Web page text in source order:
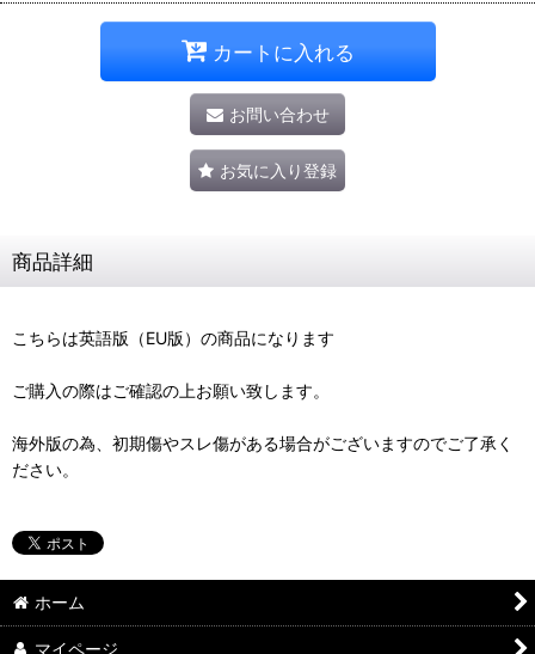
カートに入れる
お問い合わせ
お気に入り登録
商品詳細
こちらは英語版（EU版）の商品になります
ご購入の際はご確認の上お願い致します。
海外版の為、初期傷やスレ傷がある場合がございますのでご了承く
ださい。
ホーム
マイページ